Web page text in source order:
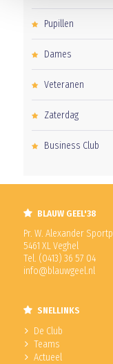
Pupillen
Dames
Veteranen
Zaterdag
Business Club
BLAUW GEEL'38
Pr. W. Alexander
5461 XL Veghel
Tel. (0413) 36 57 04
info@blauwgeel.nl
SNELLINKS
De Club
Teams
Actueel